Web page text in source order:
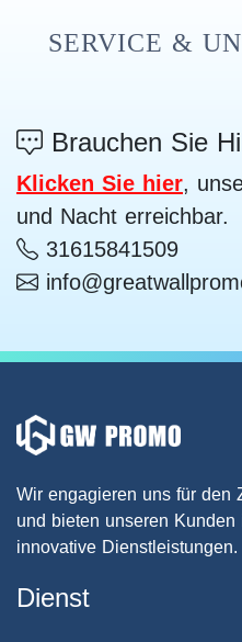
SERVICE &
Brauchen Sie
Klicken Sie hier,
und Nacht erreichbar.
31615841509
Wir engagieren uns für den
und bieten unseren
innovative Dienstleistungen.
Dienst